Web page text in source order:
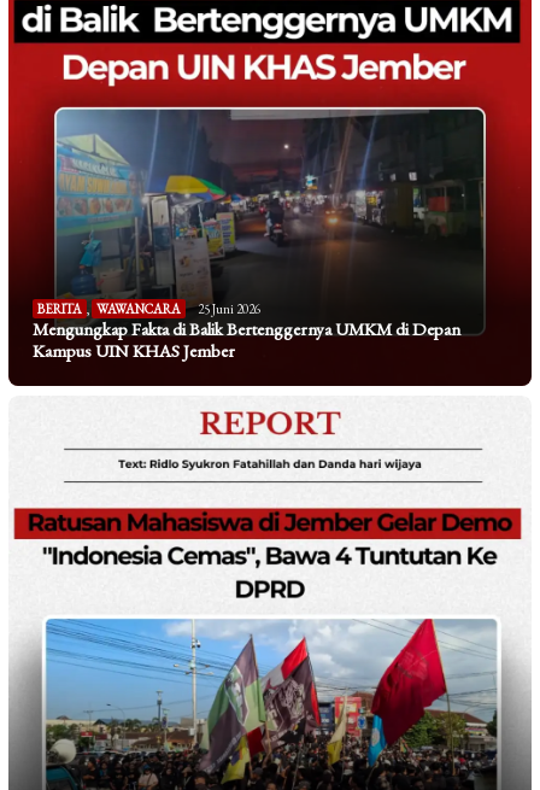
BERITA WAWANCARA 25 Juni 2026
Mengungkap Fakta di Balik Bertenggernya UMKM di Depan
Kampus UIN KHAS Jember